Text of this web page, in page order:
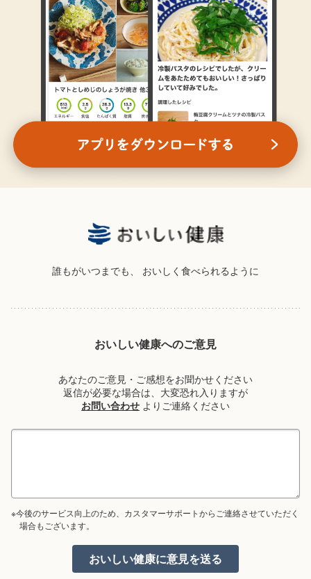
誰もがいつまでも、 おいしく食べられるように
おいしい健康へのご意見
あなたのご意見・ご感想をお聞かせください
返信が必要な場合は、大変恐れ入りますが
お問い合わせ よりご連絡ください
※今後のサービス向上のため、カスタマーサポートからご連絡させていただく
場合もございます。